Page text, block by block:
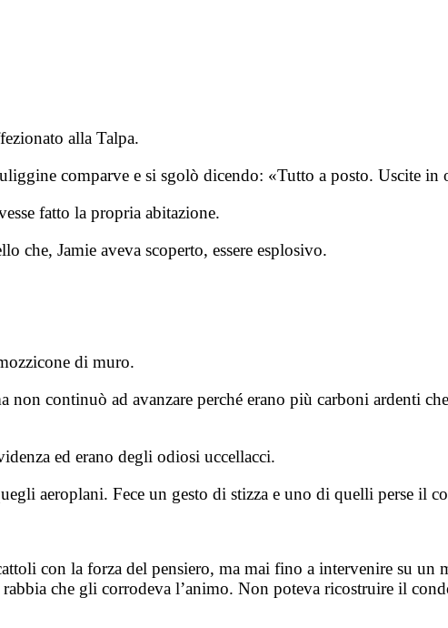
alla Talpa.
comparve e si sgolò dicendo: «Tutto a posto. Uscite in
fatto la propria abitazione.
che, Jamie aveva scoperto, essere esplosivo.
di muro.
continuò ad avanzare perché erano più carboni ardenti
ed erano degli odiosi uccellacci.
aeroplani. Fece un gesto di stizza e uno di quelli perse il
con la forza del pensiero, ma mai fino a intervenire su un
che gli corrodeva l’animo. Non poteva ricostruire il